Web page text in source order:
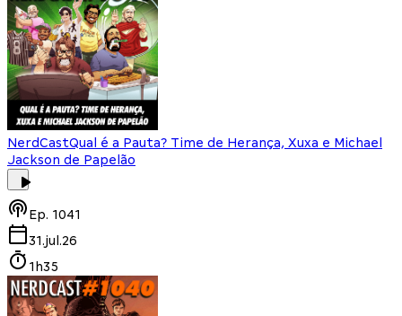
NerdCastQual é a Pauta? Time de Herança, Xuxa e Michael
Jackson de Papelão
Ep. 1041
31.jul.26
1h35